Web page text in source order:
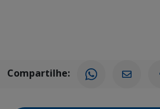
Compartilhe: